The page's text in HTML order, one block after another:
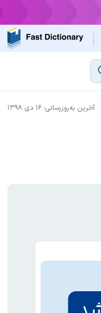
آخرین به‌روزرسانی: ۱۶ دی ۱۳۹۸